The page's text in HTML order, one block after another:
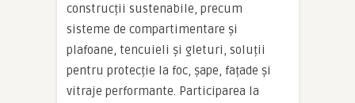
construcții sustenabile, precum
sisteme de compartimentare și
plafoane, tencuieli și gleturi, soluții
pentru protecție la foc, șape, fațade și
vitraje performante. Participarea la